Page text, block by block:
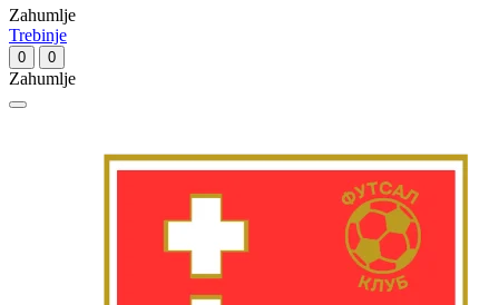
Zahumlje
Trebinje
0 0
Zahumlje